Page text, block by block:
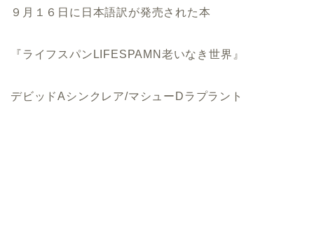
９月１６日に日本語訳が発売された本
『ライフスパンLIFESPAMN老いなき世界』
デビッドAシンクレア/マシューDラプラント